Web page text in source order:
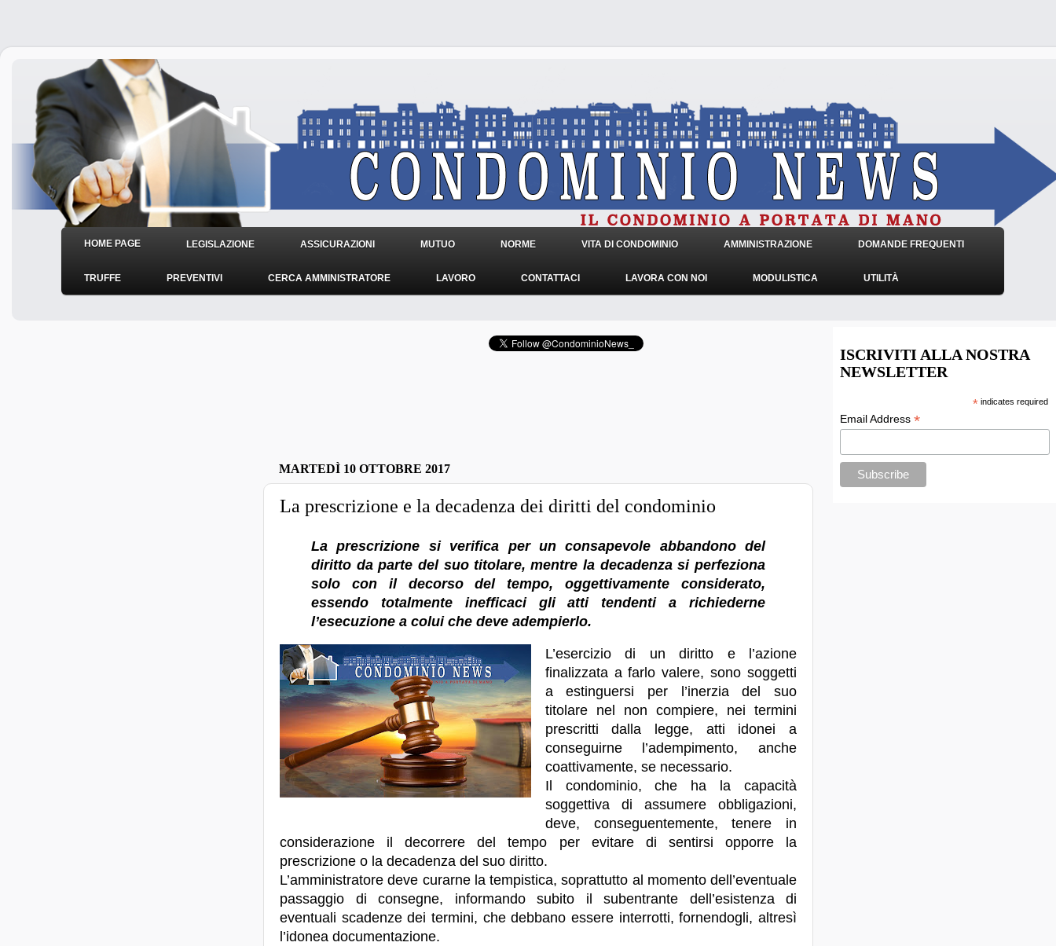
HOME PAGE LEGISLAZIONE ASSICURAZIONI MUTUO NORME VITA DI CONDOMINIO AMMINISTRAZIONE DOMANDE FREQUENTI
TRUFFE PREVENTIVI CERCA AMMINISTRATORE LAVORO CONTATTACI LAVORA CON NOI MODULISTICA UTILITÀ
MARTEDÌ 10 OTTOBRE 2017
La prescrizione e la decadenza dei diritti del condominio
La prescrizione si verifica per un consapevole abbandono del
diritto da parte del suo titolare, mentre la decadenza si perfeziona
solo con il decorso del tempo, oggettivamente considerato,
essendo totalmente inefficaci gli atti tendenti a richiederne
l’esecuzione a colui che deve adempierlo.
L’esercizio di un diritto e l’azione
finalizzata a farlo valere, sono soggetti
a estinguersi per l’inerzia del suo
titolare nel non compiere, nei termini
prescritti dalla legge, atti idonei a
conseguirne l’adempimento, anche
coattivamente, se necessario.
Il condominio, che ha la capacità
soggettiva di assumere obbligazioni,
deve, conseguentemente, tenere in
considerazione il decorrere del tempo per evitare di sentirsi opporre la
prescrizione o la decadenza del suo diritto.
L’amministratore deve curarne la tempistica, soprattutto al momento dell’eventuale
passaggio di consegne, informando subito il subentrante dell’esistenza di
eventuali scadenze dei termini, che debbano essere interrotti, fornendogli, altresì
l’idonea documentazione.
ISCRIVITI ALLA NOSTRA
NEWSLETTER
*indicates required
Email Address *